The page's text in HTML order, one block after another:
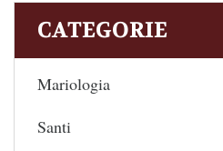
CATEGORIE
Mariologia
Santi